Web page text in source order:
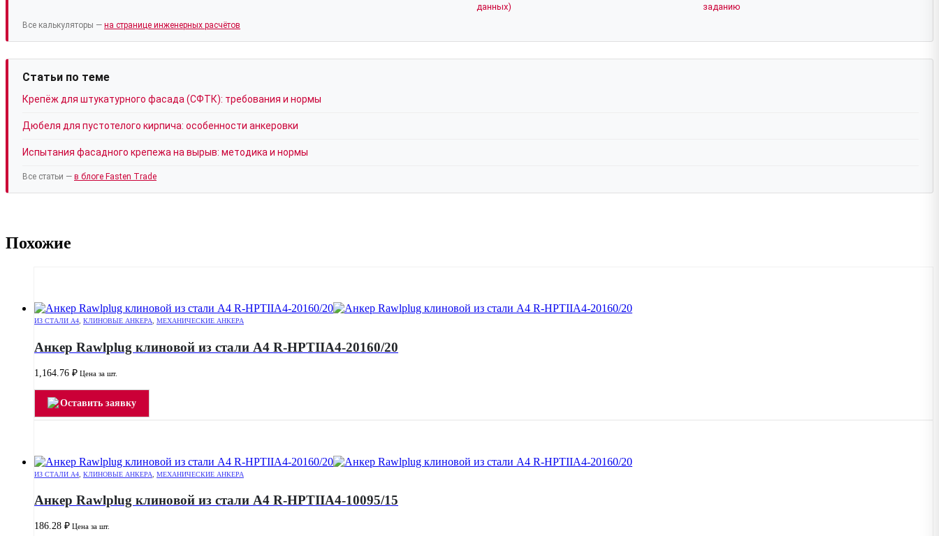
данных)
заданию
Все калькуляторы — на странице инженерных расчётов
Статьи по теме
Крепёж для штукатурного фасада (СФТК): требования и нормы
Дюбеля для пустотелого кирпича: особенности анкеровки
Испытания фасадного крепежа на вырыв: методика и нормы
Все статьи — в блоге Fasten Trade
Похожие
ИЗ СТАЛИ А4, КЛИНОВЫЕ АНКЕРА, МЕХАНИЧЕСКИЕ АНКЕРА
Анкер Rawlplug клиновой из стали А4 R-HPTIIA4-20160/20
1,164.76 ₽ Цена за шт.
Оставить заявку
ИЗ СТАЛИ А4 КЛИНОВЫЕ АНКЕРА МЕХАНИЧЕСКИЕ АНКЕРА
Анкер Rawlplug клиновой из стали А4 R-HPTIIA4-10095/15
186.28 ₽ Цена за шт.